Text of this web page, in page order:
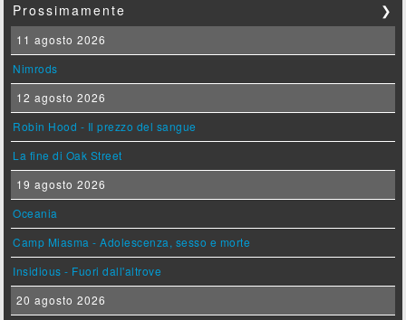
Prossimamente ❯
11 agosto 2026
Nimrods
12 agosto 2026
Robin Hood - Il prezzo del sangue
La fine di Oak Street
19 agosto 2026
Oceania
Camp Miasma - Adolescenza, sesso e morte
Insidious - Fuori dall'altrove
20 agosto 2026